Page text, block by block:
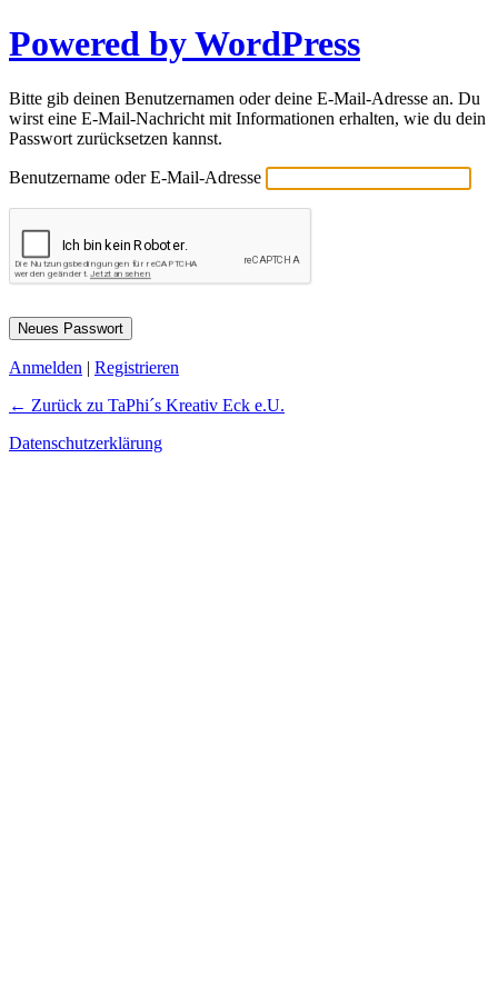
Powered by WordPress
Bitte gib deinen Benutzernamen oder deine E-Mail-Adresse an. Du
wirst eine E-Mail-Nachricht mit Informationen erhalten, wie du dein
Passwort zurücksetzen kannst.
Benutzername oder E-Mail-Adresse
Anmelden | Registrieren
← Zurück zu TaPhi´s Kreativ Eck e.U.
Datenschutzerklärung